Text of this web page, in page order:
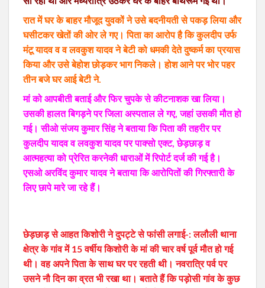
रात में घर के बाहर मौजूद युवकों ने उसे बदनीयती से पकड़ लिया और
घसीटकर खेतों की ओर ले गए। पिता का आरोप है कि कुलदीप उर्फ
मंटू यादव व व लवकुश यादव ने बेटी को धमकी देते दुष्कर्म का प्रयास
किया और उसे बेहोश छोड़कर भाग निकले। होश आने पर भोर पहर
तीन बजे घर आई बेटी ने.
मां को आपबीती बताई और फिर चुपके से कीटनाशक खा लिया।
उसकी हालत बिगड़ने पर जिला अस्पताल ले गए, जहां उसकी मौत हो
गई। सीओ संजय कुमार सिंह ने बताया कि पिता की तहरीर पर
कुलदीप यादव व लवकुश यादव पर पाक्सो एक्ट, छेड़छाड़ व
आत्महत्या को प्रेरित करनेकी धाराओं में रिपोर्ट दर्ज की गई है।
एसओ अरविंद कुमार यादव ने बताया कि आरोपितों की गिरफ्तारी के
लिए छापे मारे जा रहे हैं।
छेड़छाड़ से आहत किशोरी ने दुपट्टे से फांसी लगाई-: ललौली थाना
क्षेत्र के गांव में 15 वर्षीय किशोरी के मां की चार वर्ष पूर्व मौत हो गई
थी। वह अपने पिता के साथ घर पर रहती थी। नवरात्रि पर्व पर
उसने नौ दिन का व्रत भी रखा था। बताते हैं कि पड़ोसी गांव के कुछ